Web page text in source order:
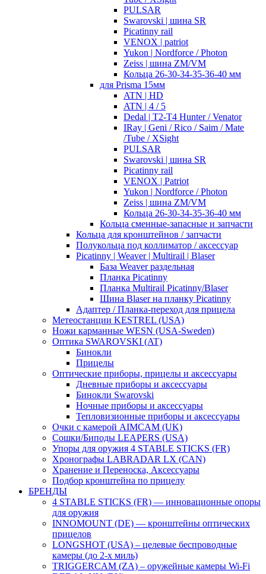
PULSAR
Swarovski | шина SR
Picatinny rail
VENOX | patriot
Yukon | Nordforce / Photon
Zeiss | шина ZM/VM
Кольца 26-30-34-35-36-40 мм
для Prisma 15мм
ATN | HD
ATN | 4 / 5
Dedal | T2-T4 Hunter / Venator
IRay | Geni / Rico / Saim / Mate
/Tube / XSight
PULSAR
Swarovski | шина SR
Picatinny rail
VENOX | Patriot
Yukon | Nordforce / Photon
Zeiss | шина ZM/VM
Кольца 26-30-34-35-36-40 мм
Кольца сменные-запасные и запчасти
Кольца для кронштейнов / запчасти
Полукольца под коллиматор / аксессуар
Picatinny | Weaver | Multirail | Blaser
База Weaver раздельная
Планка Picatinny
Планка Multirail Picatinny/Blaser
Шина Blaser на планку Picatinny
Адаптер / Планка-переход для прицела
Метеостанции KESTREL (USA)
Ножи карманные WESN (USA-Sweden)
Оптика SWAROVSKI (AT)
Бинокли
Прицелы
Оптические приборы, прицелы и аксессуары
Дневные приборы и аксессуары
Бинокли Swarovski
Ночные приборы и аксессуары
Тепловизионные приборы и аксессуары
Очки с камерой AIMCAM (UK)
Сошки/Биподы LEAPERS (USA)
Упоры для оружия 4 STABLE STICKS (FR)
Хронографы LABRADAR LX (CAN)
Хранение и Переноска, Аксессуары
Подбор кронштейна по прицелу
БРЕНДЫ
4 STABLE STICKS (FR) — инновационные опоры
для оружия
INNOMOUNT (DE) — кронштейны оптических
прицелов
LONGSHOT (USA) – целевые беспроводные
камеры (до 2-х миль)
TRIGGERCAM (ZA) – оружейные камеры Wi-Fi